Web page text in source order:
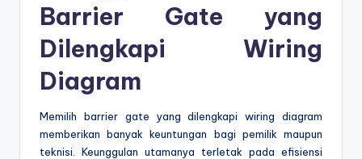
Barrier Gate yang
Dilengkapi Wiring
Diagram
Memilih barrier gate yang dilengkapi wiring diagram
memberikan banyak keuntungan bagi pemilik maupun
teknisi. Keunggulan utamanya terletak pada efisiensi